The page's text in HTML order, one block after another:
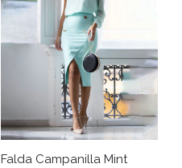
Falda Campanilla Mint